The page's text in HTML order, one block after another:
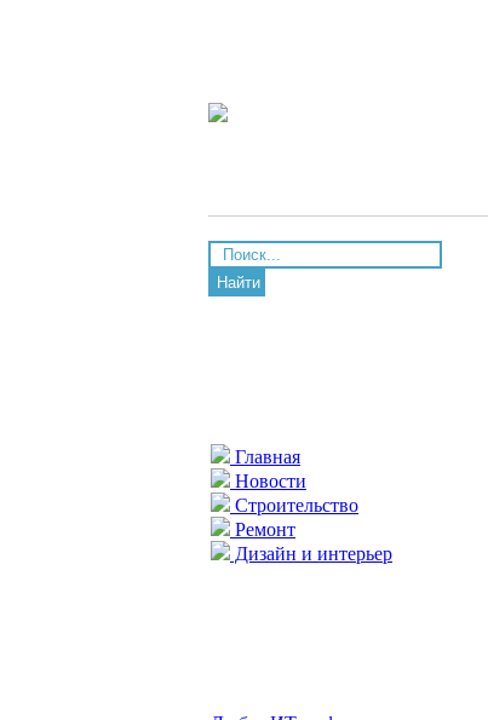
Найти
Главная
Новости
Строительство
Ремонт
Дизайн и интерьер